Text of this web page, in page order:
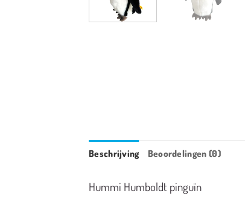
Beschrijving Beoordelingen (0)
Hummi Humboldt pinguïn